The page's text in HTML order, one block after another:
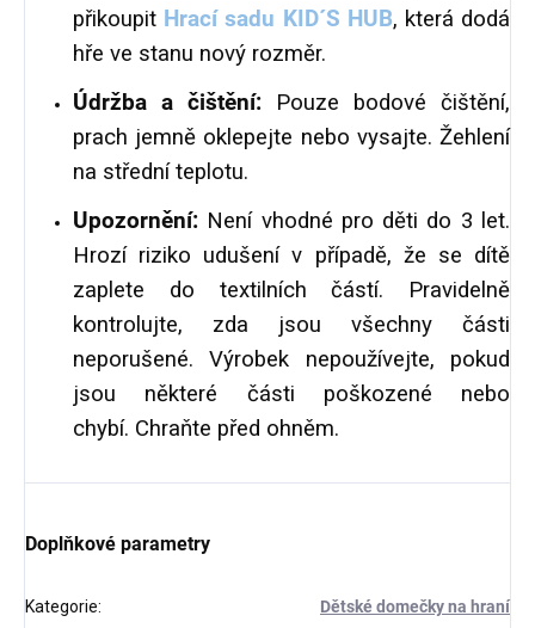
přikoupit Hrací sadu KID´S HUB, která dodá
hře ve stanu nový rozměr.
Údržba a čištění: Pouze bodové čištění,
prach jemně oklepejte nebo vysajte. Žehlení
na střední teplotu.
Upozornění: Není vhodné pro děti do 3 let.
Hrozí riziko udušení v případě, že se dítě
zaplete do textilních částí. Pravidelně
kontrolujte, zda jsou všechny části
neporušené. Výrobek nepoužívejte, pokud
jsou některé části poškozené nebo
chybí. Chraňte před ohněm.
Doplňkové parametry
Kategorie: Dětské domečky na hraní